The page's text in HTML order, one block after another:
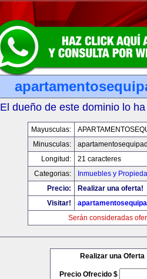
El dueño de este dominio lo
Mayusculas:
Minusculas:
Longitud:
21 caracteres
Categorias:
Inmuebles y
Precio:
Realizar una oferta!
Visitar!
Serán consideradas
Realizar una Oferta
Precio Ofrecido $